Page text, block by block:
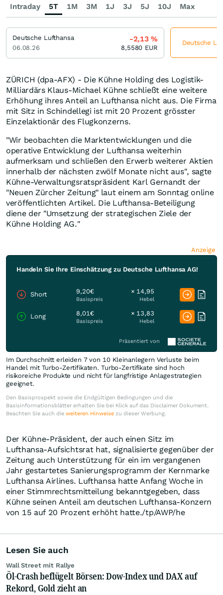
ZÜRICH (dpa-AFX) - Die Kühne Holding des Logistik-
Milliardärs Klaus-Michael Kühne schließt eine weitere
Erhöhung ihres Anteil an Lufthansa nicht aus. Die Firma
mit Sitz in Schindellegi ist mit 20 Prozent grösster
Einzelaktionär des Flugkonzerns.
"Wir beobachten die Marktentwicklungen und die
operative Entwicklung der Lufthansa weiterhin
aufmerksam und schließen den Erwerb weiterer Aktien
innerhalb der nächsten zwölf Monate nicht aus", sagte
Kühne-Verwaltungsratspräsident Karl Gernandt der
"Neuen Zürcher Zeitung" laut einem am Sonntag online
veröffentlichten Artikel. Die Lufthansa-Beteiligung
diene der "Umsetzung der strategischen Ziele der
Kühne Holding AG."
Anzeige
Handeln Sie Ihre Einschätzung zu Deutsche Lufthansa AG!
Short 9,20€
Basispreis
× 14,95
Hebel
Long 8,01€
Basispreis
× 13,83
Hebel
Präsentiert von
Im Durchschnitt erleiden 7 von 10 Kleinanlegern Verluste beim
Handel mit Turbo-Zertifikaten. Turbo-Zertifikate sind hoch
risikoreiche Produkte und nicht für langfristige Anlagestrategien
geeignet.
Den Basisprospekt sowie die Endgültigen Bedingungen und die
Basisinformationsblätter erhalten Sie bei Klick auf das Disclaimer Dokument.
Beachten Sie auch die weiteren Hinweise zu dieser Werbung.
Der Kühne-Präsident, der auch einen Sitz im
Lufthansa-Aufsichtsrat hat, signalisierte gegenüber der
Zeitung auch Unterstützung für ein im vergangenen
Jahr gestartetes Sanierungsprogramm der Kernmarke
Lufthansa Airlines. Lufthansa hatte Anfang Woche in
einer Stimmrechtsmitteilung bekanntgegeben, dass
Kühne seinen Anteil am deutschen Lufthansa-Konzern
von 15 auf 20 Prozent erhöht hatte./tp/AWP/he
Lesen Sie auch
Wall Street mit Rallye
Öl-Crash beflügelt Börsen: Dow-Index und DAX auf
Rekord, Gold zieht an
Intraday 5T 1M 3M 1J 3J 5J 10J Max
Deutsche Lufthansa
06.08.26
-2,13%
8,5580 EUR
Deutsche